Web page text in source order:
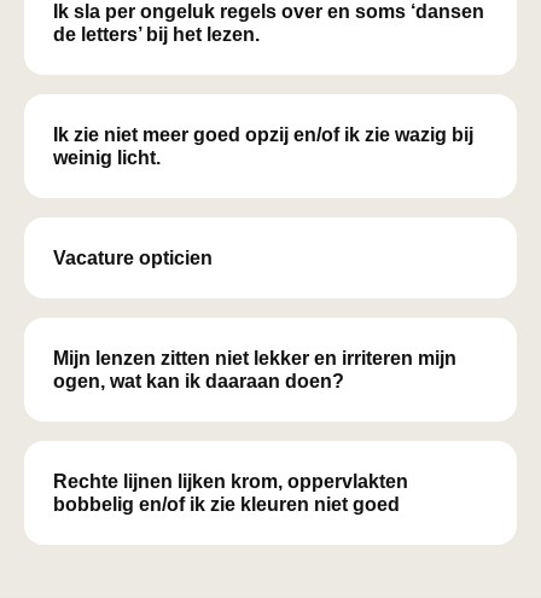
Ik sla per ongeluk regels over en soms ‘dansen
de letters’ bij het lezen.
Ik zie niet meer goed opzij en/of ik zie wazig bij
weinig licht.
Vacature opticien
Mijn lenzen zitten niet lekker en irriteren mijn
ogen, wat kan ik daaraan doen?
Rechte lijnen lijken krom, oppervlakten
bobbelig en/of ik zie kleuren niet goed